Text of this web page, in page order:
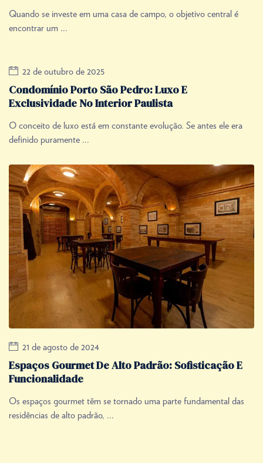
Quando se investe em uma casa de campo, o objetivo central é
encontrar um ...
22 de outubro de 2025
Condomínio Porto São Pedro: Luxo E
Exclusividade No Interior Paulista
O conceito de luxo está em constante evolução. Se antes ele era
definido puramente ...
21 de agosto de 2024
Espaços Gourmet De Alto Padrão: Sofisticação E
Funcionalidade
Os espaços gourmet têm se tornado uma parte fundamental das
residências de alto padrão, ...